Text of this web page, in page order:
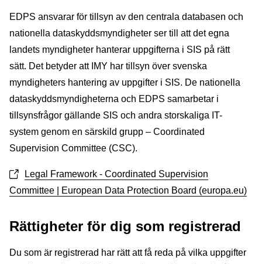
EDPS ansvarar för tillsyn av den centrala databasen och
nationella dataskyddsmyndigheter ser till att det egna
landets myndigheter hanterar uppgifterna i SIS på rätt
sätt. Det betyder att IMY har tillsyn över svenska
myndigheters hantering av uppgifter i SIS. De nationella
dataskyddsmyndigheterna och EDPS samarbetar i
tillsynsfrågor gällande SIS och andra storskaliga IT-
system genom en särskild grupp – Coordinated
Supervision Committee (CSC).
Legal Framework - Coordinated Supervision
Committee | European Data Protection Board (europa.eu)
Rättigheter för dig som registrerad
Du som är registrerad har rätt att få reda på vilka uppgifter